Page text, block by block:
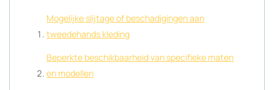
Mogelijke slijtage of beschadigingen aan
tweedehands kleding
Beperkte beschikbaarheid van specifieke maten
en modellen